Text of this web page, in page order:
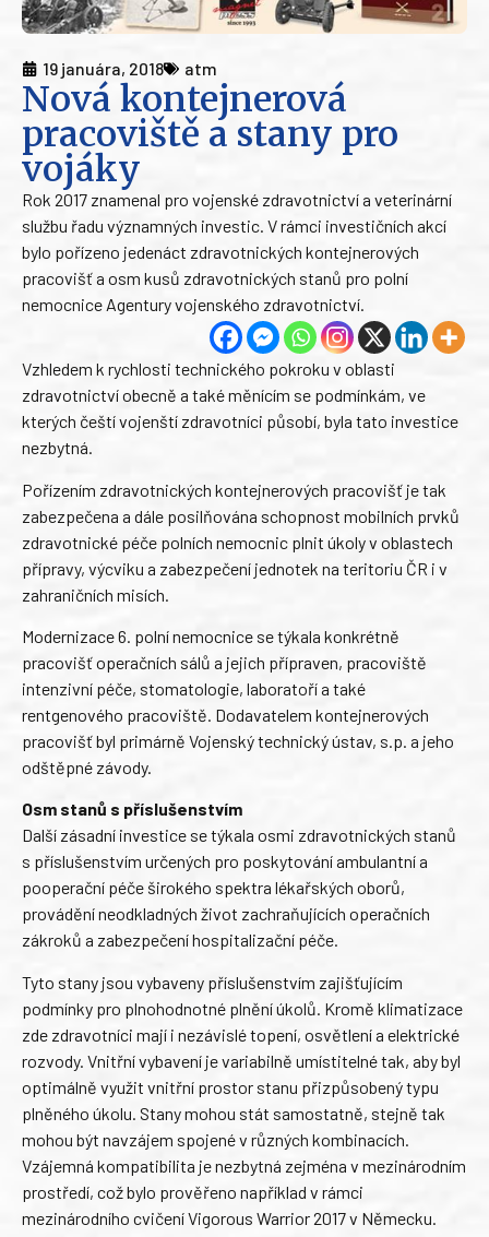
19 januára, 2018 atm
Nová kontejnerová
pracoviště a stany pro
vojáky
Rok 2017 znamenal pro vojenské zdravotnictví a veterinární
službu řadu významných investic. V rámci investičních akcí
bylo pořízeno jedenáct zdravotnických kontejnerových
pracovišť a osm kusů zdravotnických stanů pro polní
nemocnice Agentury vojenského zdravotnictví.
Vzhledem k rychlosti technického pokroku v oblasti
zdravotnictví obecně a také měnícím se podmínkám, ve
kterých čeští vojenští zdravotníci působí, byla tato investice
nezbytná.
Pořízením zdravotnických kontejnerových pracovišť je tak
zabezpečena a dále posilňována schopnost mobilních prvků
zdravotnické péče polních nemocnic plnit úkoly v oblastech
přípravy, výcviku a zabezpečení jednotek na teritoriu ČR i v
zahraničních misích.
Modernizace 6. polní nemocnice se týkala konkrétně
pracovišť operačních sálů a jejich přípraven, pracoviště
intenzivní péče, stomatologie, laboratoří a také
rentgenového pracoviště. Dodavatelem kontejnerových
pracovišť byl primárně Vojenský technický ústav, s.p. a jeho
odštěpné závody.
Osm stanů s příslušenstvím
Další zásadní investice se týkala osmi zdravotnických stanů
s příslušenstvím určených pro poskytování ambulantní a
pooperační péče širokého spektra lékařských oborů,
provádění neodkladných život zachraňujících operačních
zákroků a zabezpečení hospitalizační péče.
Tyto stany jsou vybaveny příslušenstvím zajišťujícím
podmínky pro plnohodnotné plnění úkolů. Kromě klimatizace
zde zdravotníci mají i nezávislé topení, osvětlení a elektrické
rozvody. Vnitřní vybavení je variabilně umístitelné tak, aby byl
optimálně využit vnitřní prostor stanu přizpůsobený typu
plněného úkolu. Stany mohou stát samostatně, stejně tak
mohou být navzájem spojené v různých kombinacích.
Vzájemná kompatibilita je nezbytná zejména v mezinárodním
prostředí, což bylo prověřeno například v rámci
mezinárodního cvičení Vigorous Warrior 2017 v Německu.